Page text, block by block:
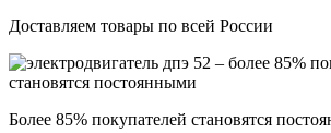
Доставляем товары по всей России
Более 85% покупателей становятся